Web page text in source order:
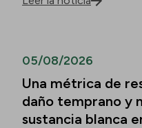
05/08/2026
Una métrica de
daño temprano y
sustancia blanca